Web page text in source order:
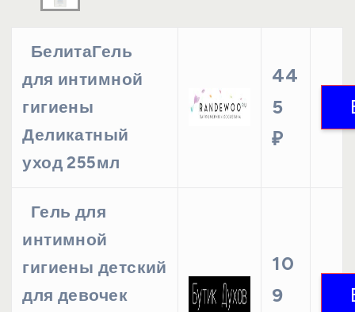
БелитаГель
для интимной
гигиены
Деликатный
уход 255мл
44
5
₽
Гель для
интимной
гигиены детский
для девочек
10
9